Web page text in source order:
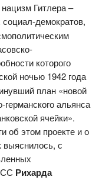
Гитлера –
социал-демократов,
которого
ночью 1942 года
план «новой
альянса
ячейки».
об этом проекте и о
выяснилось, с
СС Рихарда